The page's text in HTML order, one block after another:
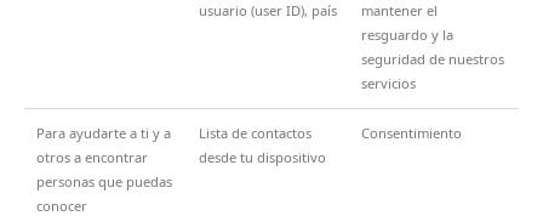
usuario (user ID), país
mantener el
resguardo y la
seguridad de nuestros
servicios
Para ayudarte a ti y a
otros a encontrar
personas que puedas
conocer
Lista de contactos
desde tu dispositivo
Consentimiento